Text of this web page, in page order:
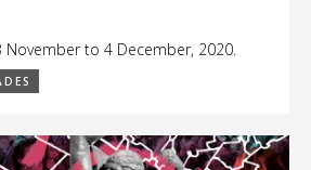
November to 4 December, 2020.